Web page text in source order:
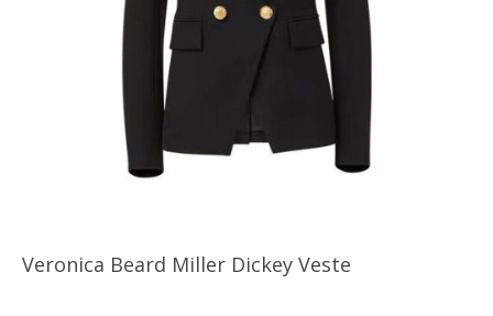
Veronica Beard Miller Dickey Veste